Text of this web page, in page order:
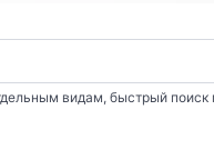
видам, быстрый поиск